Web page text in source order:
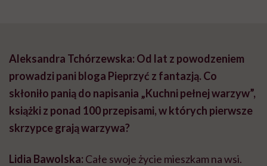
Aleksandra Tchórzewska: Od lat z powodzeniem
prowadzi pani bloga Pieprzyć z fantazją. Co
skłoniło panią do napisania „Kuchni pełnej warzyw”,
książki z ponad 100 przepisami, w których pierwsze
skrzypce grają warzywa?
Lidia Bawolska: Całe swoje życie mieszkam na wsi.